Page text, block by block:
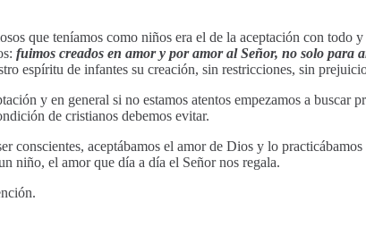
que teníamos como niños era el de la aceptación con todo
fuimos creados en amor y por amor al Señor, no solo para
espíritu de infantes su creación, sin restricciones, sin
y en general si no estamos atentos empezamos a
de cristianos debemos evitar.
aceptábamos el amor de Dios y lo
niño, el amor que día a día el Señor nos regala.